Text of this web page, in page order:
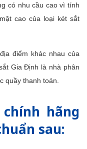
có nhu cầu cao vì tính
cao của loại két sắt
điểm khác nhau của
Gia Định là nhà phân
quầy thanh toán.
hãng
sau: